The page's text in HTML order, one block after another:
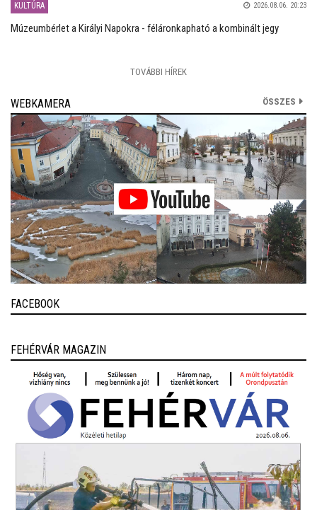
KULTÚRA 2026.08.06. 20:23
Múzeumbérlet a Királyi Napokra - féláronkapható a kombinált jegy
TOVÁBBI HÍREK
WEBKAMERA ÖSSZES
FACEBOOK
FEHÉRVÁR MAGAZIN